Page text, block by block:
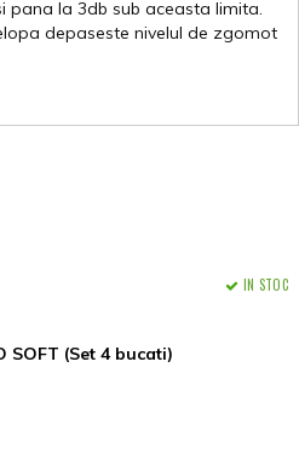
la 3db sub aceasta limita.
depaseste nivelul de zgomot
SOFT (Set 4 bucati)
IN STOC